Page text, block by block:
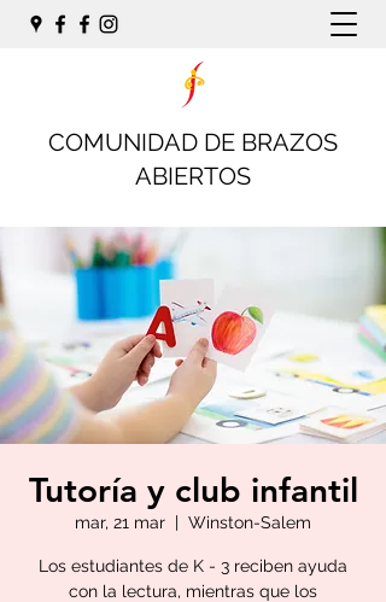
COMUNIDAD DE BRAZOS
ABIERTOS
Tutoría y club infantil
mar, 21 mar
  |
Winston-Salem
Los estudiantes de K - 3 reciben ayuda
con la lectura, mientras que los